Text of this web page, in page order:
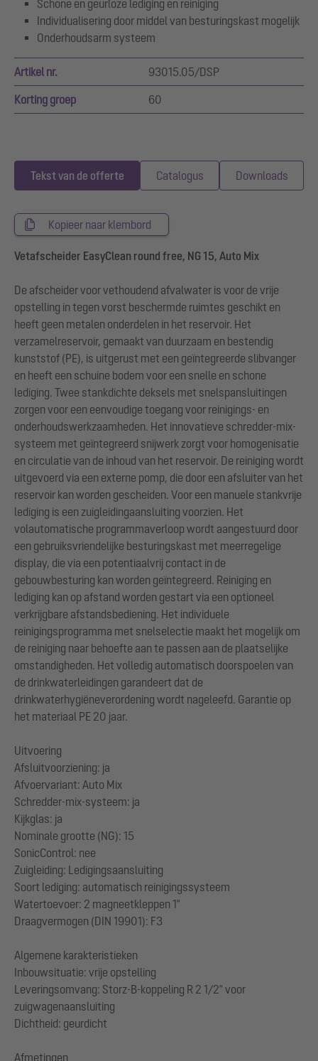
Schone en geurloze lediging en reiniging
Individualisering door middel van besturingskast mogelijk
Onderhoudsarm systeem
Artikel nr. 93015.05/DSP
Korting groep 60
Tekst van de offerte Catalogus Downloads
Kopieer naar klembord
Vetafscheider EasyClean round free, NG 15, Auto Mix
De afscheider voor vethoudend afvalwater is voor de vrije
opstelling in tegen vorst beschermde ruimtes geschikt en
heeft geen metalen onderdelen in het reservoir. Het
verzamelreservoir, gemaakt van duurzaam en bestendig
kunststof (PE), is uitgerust met een geïntegreerde slibvanger
en heeft een schuine bodem voor een snelle en schone
lediging. Twee stankdichte deksels met snelspansluitingen
zorgen voor een eenvoudige toegang voor reinigings- en
onderhoudswerkzaamheden. Het innovatieve schredder-mix-
systeem met geïntegreerd snijwerk zorgt voor homogenisatie
en circulatie van de inhoud van het reservoir. De reiniging wordt
uitgevoerd via een externe pomp, die door een afsluiter van het
reservoir kan worden gescheiden. Voor een manuele stankvrije
lediging is een zuigleidingaansluiting voorzien. Het
volautomatische programmaverloop wordt aangestuurd door
een gebruiksvriendelijke besturingskast met meerregelige
display, die via een potentiaalvrij contact in de
gebouwbesturing kan worden geïntegreerd. Reiniging en
lediging kan op afstand worden gestart via een optioneel
verkrijgbare afstandsbediening. Het individuele
reinigingsprogramma met snelselectie maakt het mogelijk om
de reiniging naar behoefte aan te passen aan de plaatselijke
omstandigheden. Het volledig automatisch doorspoelen van
de drinkwaterleidingen garandeert dat de
drinkwaterhygiëneverordening wordt nageleefd. Garantie op
het materiaal PE 20 jaar.
Uitvoering
Afsluitvoorziening: ja
Afvoervariant: Auto Mix
Schredder-mix-systeem: ja
Kijkglas: ja
Nominale grootte (NG): 15
SonicControl: nee
Zuigleiding: Ledigingsaansluiting
Soort lediging: automatisch reinigingssysteem
Watertoevoer: 2 magneetkleppen 1"
Draagvermogen (DIN 19901): F3
Algemene karakteristieken
Inbouwsituatie: vrije opstelling
Leveringsomvang: Storz-B-koppeling R 2 1/2" voor
zuigwagenaansluiting
Dichtheid: geurdicht
Afmetingen